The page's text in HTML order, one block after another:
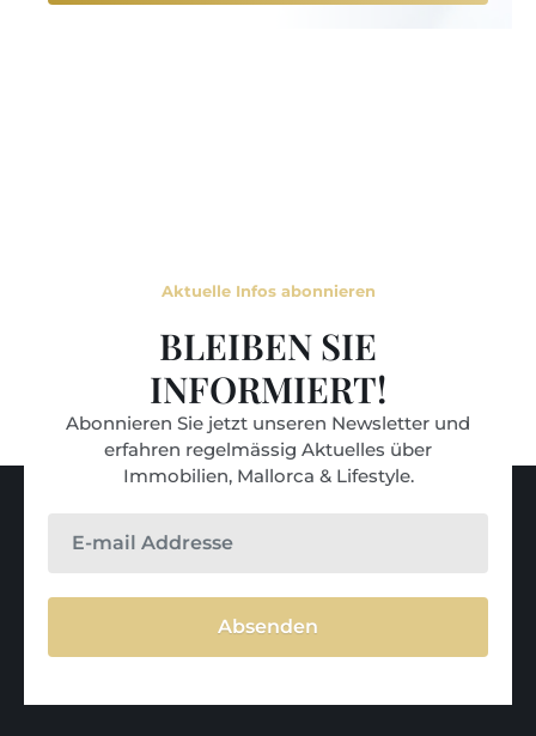
Aktuelle Infos abonnieren
BLEIBEN SIE
INFORMIERT!
Abonnieren Sie jetzt unseren Newsletter und
erfahren regelmässig Aktuelles über
Immobilien, Mallorca & Lifestyle.
Absenden